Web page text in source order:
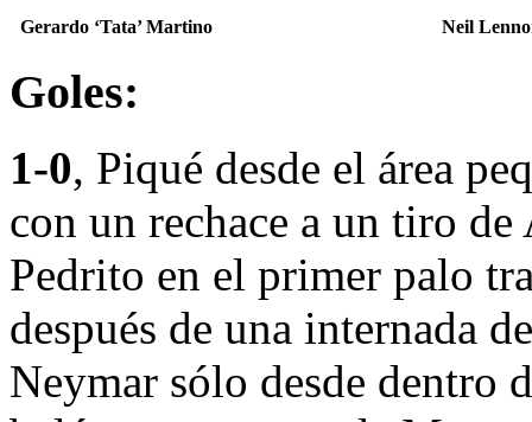
Gerardo ‘Tata’ Martino Neil
Goles:
1-0, Piqué desde el área
con un rechace a un tiro
Pedrito en el primer palo
después de una internada
Neymar sólo desde dentro